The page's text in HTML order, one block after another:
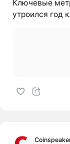
Ключевые
утроился год